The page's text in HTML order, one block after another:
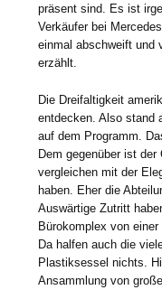
präsent sind. Es ist
Verkäufer bei
einmal abschweift und
erzählt.
Die Dreifaltigkeit
entdecken. Also stand
auf dem Programm.
Dem gegenüber ist
vergleichen mit der
haben. Eher die
Auswärtige Zutritt
Bürokomplex von
Da halfen auch die
Plastiksessel nichts.
Ansammlung von